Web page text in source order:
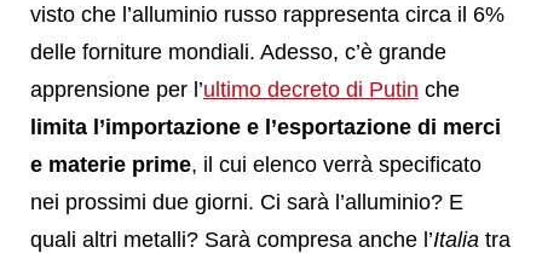
visto che l’alluminio russo rappresenta circa il 6%
delle forniture mondiali. Adesso, c’è grande
apprensione per l’ultimo decreto di Putin che
limita l’importazione e l’esportazione di merci
e materie prime, il cui elenco verrà specificato
nei prossimi due giorni. Ci sarà l’alluminio? E
quali altri metalli? Sarà compresa anche l’Italia tra